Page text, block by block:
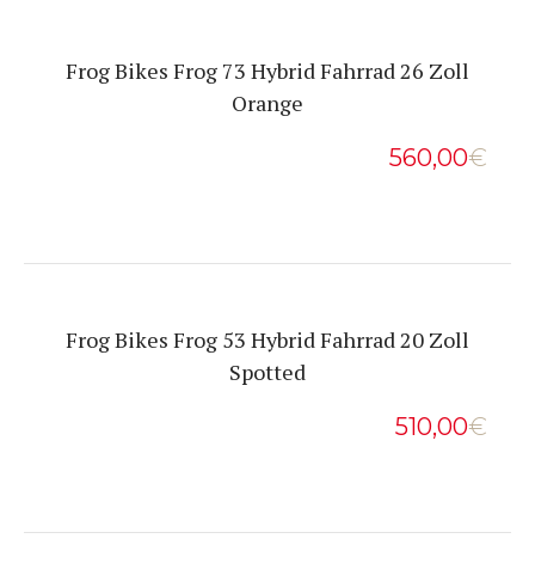
Frog Bikes Frog 73 Hybrid Fahrrad 26 Zoll
Orange
560,00€
Frog Bikes Frog 53 Hybrid Fahrrad 20 Zoll
Spotted
510,00€